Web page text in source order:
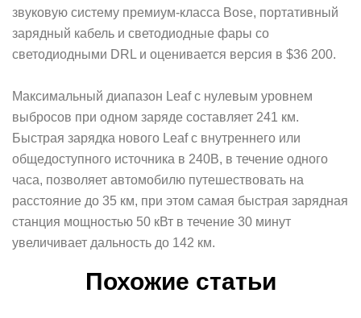
звуковую систему премиум-класса Bose, портативный
зарядный кабель и светодиодные фары со
светодиодными DRL и оценивается версия в $36 200.
Максимальный диапазон Leaf с нулевым уровнем
выбросов при одном заряде составляет 241 км.
Быстрая зарядка нового Leaf с внутреннего или
общедоступного источника в 240В, в течение одного
часа, позволяет автомобилю путешествовать на
расстояние до 35 км, при этом самая быстрая зарядная
станция мощностью 50 кВт в течение 30 минут
увеличивает дальность до 142 км.
Похожие статьи